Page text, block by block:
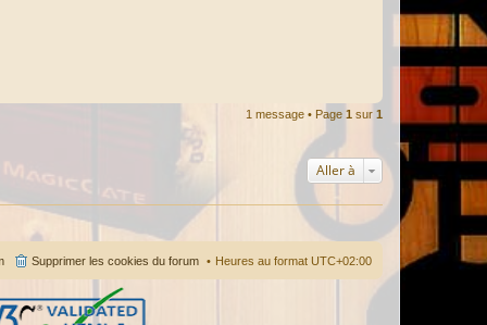
1 message • Page 1 sur 1
Aller à
Heures au format UTC+02:00
Supprimer les cookies du forum